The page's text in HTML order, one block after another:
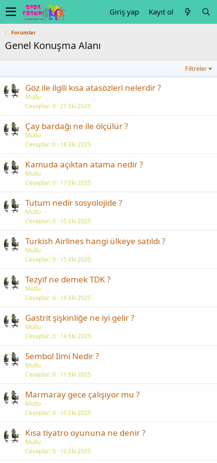
Giriş yap Kayıt ol
Forumlar
Genel Konuşma Alanı
Filtreler
Göz ile ilgili kısa atasözleri nelerdir ?
Mutlu
Cevaplar 0 21 Eki 2025
Çay bardağı ne ile ölçülür ?
Mutlu
Cevaplar 0 18 Eki 2025
Kamuda açıktan atama nedir ?
Mutlu
Cevaplar 0 17 Eki 2025
Tutum nedir sosyolojide ?
Mutlu
Cevaplar 0 15 Eki 2025
Turkish Airlines hangi ülkeye satıldı ?
Mutlu
Cevaplar 0 15 Eki 2025
Tezyif ne demek TDK ?
Mutlu
Cevaplar 0 14 Eki 2025
Gastrit şişkinliğe ne iyi gelir ?
Mutlu
Cevaplar 0 14 Eki 2025
Sembol Ilmi Nedir ?
Mutlu
Cevaplar 0 11 Eki 2025
Marmaray gece çalışıyor mu ?
Mutlu
Cevaplar 0 10 Eki 2025
Kısa tiyatro oyununa ne denir ?
Mutlu
Cevaplar 0 10 Eki 2025